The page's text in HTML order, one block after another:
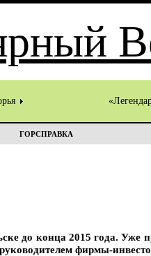
ГОРСПРАВКА
до конца 2015 года. Уже
фирмы-